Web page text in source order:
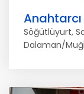
Söğütlüyurt,
Dalaman/